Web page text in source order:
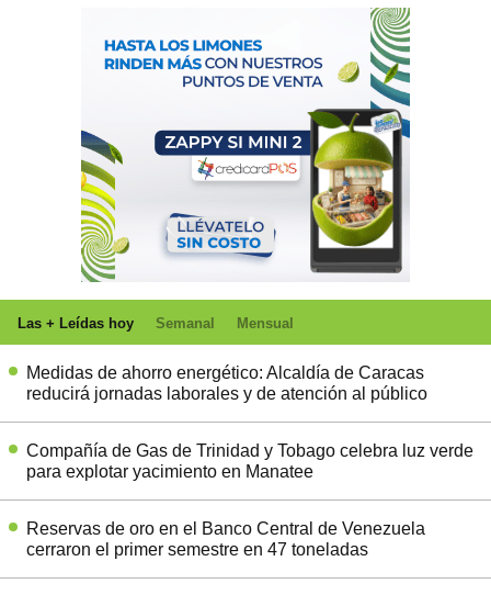
Las + Leídas hoy Semanal Mensual
Medidas de ahorro energético: Alcaldía de Caracas
reducirá jornadas laborales y de atención al público
Compañía de Gas de Trinidad y Tobago celebra luz verde
para explotar yacimiento en Manatee
Reservas de oro en el Banco Central de Venezuela
cerraron el primer semestre en 47 toneladas